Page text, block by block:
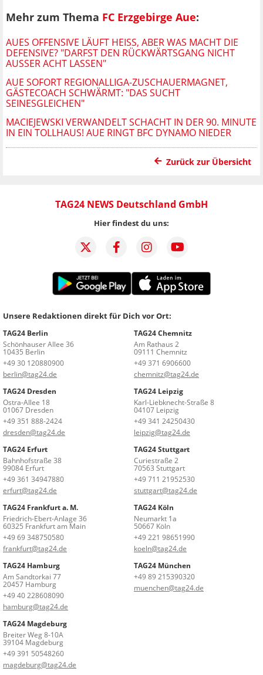
Mehr zum Thema FC Erzgebirge Aue:
AUES OFFENSIVE LÄUFT HEISS, ABER WAS MACHT DIE D
EFENSIVE? "DARFST DEN RÜCKWÄRTSGANG NICHT A
USSER ACHT LASSEN"
AUE SOFORT REGIONALLIGA-ZUSCHAUERMAGNET,
GÄSTECOACH SCHWÄRMT: "DAS SUCHT
SEINESGLEICHEN"
MACIEJEWSKI VERWANDELT SCHACHT IN DER 90. MINUTE
IN EIN TOLLHAUS! AUE RINGT BFC DYNAMO NIEDER
Zurück zur Übersicht
TAG24 NEWS Deutschland GmbH
Hier findest du uns:
Unsere Redaktionen direkt für Dich vor Ort:
TAG24 Berlin
Schönhauser Allee 36
10435 Berlin
+49 30 120880900
berlin@tag24.de
TAG24 Chemnitz
Am Rathaus 2
09111 Chemnitz
+49 371 6906600
chemnitz@tag24.de
TAG24 Dresden
Ostra-Allee 18
01067 Dresden
+49 351 888-2424
dresden@tag24.de
TAG24 Leipzig
Karl-Liebknecht-Straße 8
04107 Leipzig
+49 341 24250430
leipzig@tag24.de
TAG24 Erfurt
Bahnhofstraße 38
99084 Erfurt
+49 361 34947880
erfurt@tag24.de
TAG24 Stuttgart
Curiestraße 2
70563 Stuttgart
+49 711 21952530
stuttgart@tag24.de
TAG24 Frankfurt a. M.
Friedrich-Ebert-Anlage 36
60325 Frankfurt am Main
+49 69 348750580
frankfurt@tag24.de
TAG24 Köln
Neumarkt 1a
50667 Köln
+49 221 98651990
koeln@tag24.de
TAG24 Hamburg
Am Sandtorkai 77
20457 Hamburg
+49 40 228608090
hamburg@tag24.de
TAG24 München
+49 89 215390320
muenchen@tag24.de
TAG24 Magdeburg
Breiter Weg 8-10A
39104 Magdeburg
+49 391 50548260
magdeburg@tag24.de